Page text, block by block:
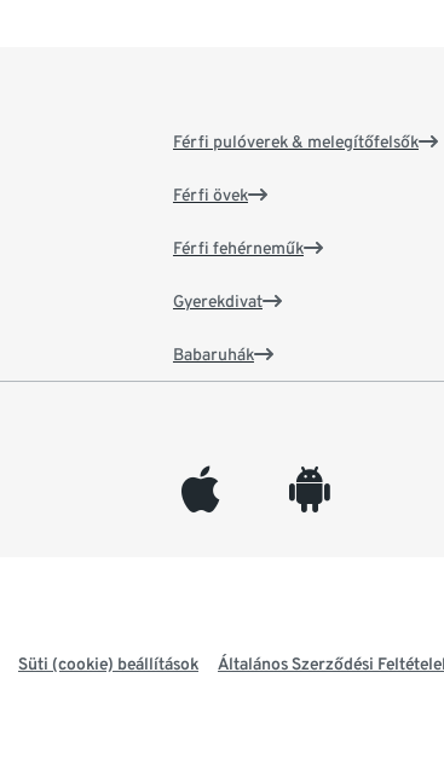
Férfi pulóverek & melegítőfelsők
Férfi övek
Férfi fehérneműk
Gyerekdivat
Babaruhák
appleinc android
Süti (cookie) beállítások Általános Szerződési